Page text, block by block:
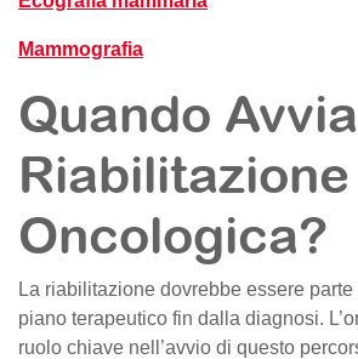
Mammografia
Quando
Riabilitazione
Oncologica?
La riabilitazione dovrebbe essere parte
piano terapeutico fin dalla diagnosi.
ruolo chiave nell’avvio di questo